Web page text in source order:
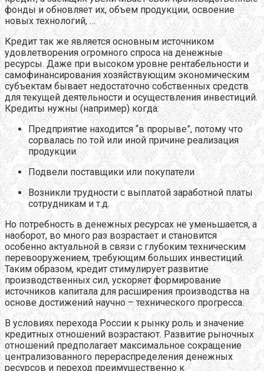
фонды и обновляет их, объем продукции, освоение
новых технологий, …
Кредит так же является основным источником
удовлетворения огромного спроса на денежные
ресурсы. Даже при высоком уровне рентабельности и
самофинансирования хозяйствующим экономическим
субъектам бывает недостаточно собственных средств
для текущей деятельности и осуществления инвестиций.
Кредиты нужны (например) когда:
Предприятие находится “в прорыве”, потому что
сорвалась по той или иной причине реализация
продукции.
Подвели поставщики или покупатели
Возникли трудности с выплатой заработной платы
сотрудникам и т.д.
Но потребность в денежных ресурсах не уменьшается, а
наоборот, во много раз возрастает и становится
особенно актуальной в связи с глубоким техническим
перевооружением, требующим больших инвестиций.
Таким образом, кредит стимулирует развитие
производственных сил, ускоряет формирование
источников капитала для расширения производства на
основе достижений научно – технического прогресса.
В условиях перехода России к рынку роль и значение
кредитных отношений возрастают. Развитие рыночных
отношений предполагает максимальное сокращение
централизованного перераспределения денежных
ресурсов и переход преимущественно к